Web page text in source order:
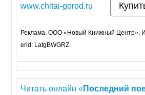
www.chitai-gorod.ru
Реклама. ООО «Новый Книжный Центр»,
erid: LatgBWGRZ.
Читать онлайн «Последний